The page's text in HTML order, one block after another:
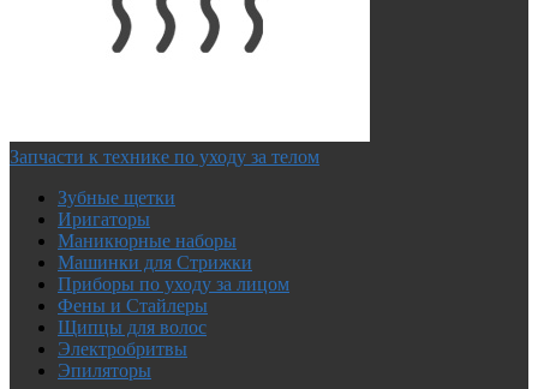
Запчасти к технике по уходу за телом
Зубные щетки
Иригаторы
Маникюрные наборы
Машинки для Стрижки
Приборы по уходу за лицом
Фены и Стайлеры
Щипцы для волос
Электробритвы
Эпиляторы